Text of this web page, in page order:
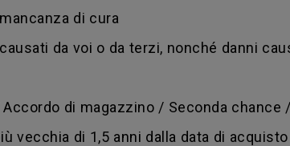
di cura
da voi o da terzi, nonché danni
di magazzino / Seconda chance
vecchia di 1,5 anni dalla data di